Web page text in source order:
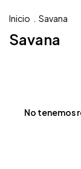
Inicio Savana
Savana
No tenemos